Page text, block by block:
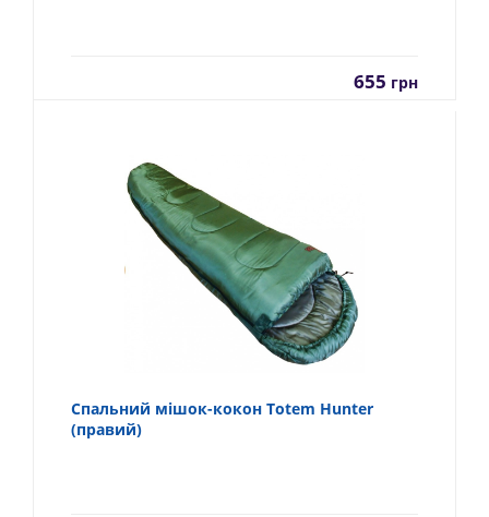
655 грн
Спальний мішок-кокон Totem Hunter
(правий)